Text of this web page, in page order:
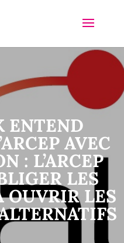
ENTEND
AVEC
: L’ARCEP
LES
OUVRIR LES